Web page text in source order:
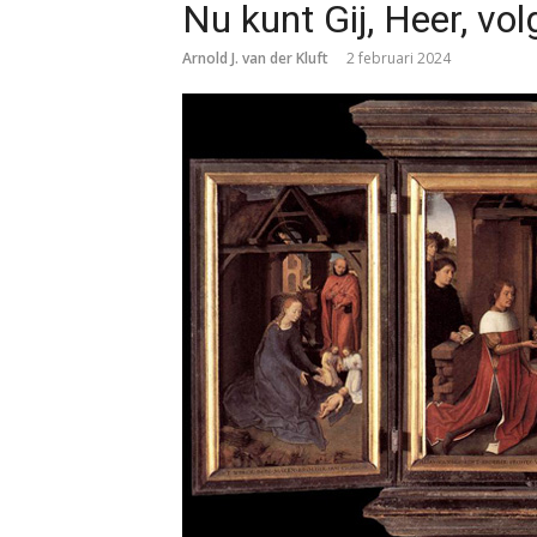
Nu kunt Gij, Heer,
Arnold J. van der Kluft 2 februari 2024